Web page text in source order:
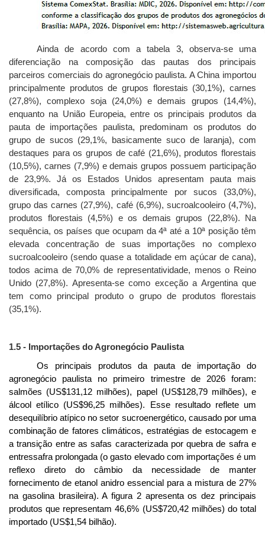
Ainda de acordo com a tabela 3, observa-se uma
diferenciação na composição das pautas dos principais
parceiros comerciais do agronegócio paulista. A China importou
principalmente produtos de grupos florestais (30,1%), carnes
(27,8%), complexo soja (24,0%) e demais grupos (14,4%),
enquanto na União Europeia, entre os principais produtos da
pauta de importações paulista, predominam os produtos do
grupo de sucos (29,1%, basicamente suco de laranja), com
destaques para os grupos de café (21,6%), produtos florestais
(10,5%), carnes (7,9%) e demais grupos possuem participação
de 23,9%. Já os Estados Unidos apresentam pauta mais
diversificada, composta principalmente por sucos (33,0%),
grupo das carnes (27,9%), café (6,9%), sucroalcooleiro (4,7%),
produtos florestais (4,5%) e os demais grupos (22,8%). Na
sequência, os países que ocupam da 4ª até a 10ª posição têm
elevada concentração de suas importações no complexo
sucroalcooleiro (sendo quase a totalidade em açúcar de cana),
todos acima de 70,0% de representatividade, menos o Reino
Unido (27,8%). Apresenta-se como exceção a Argentina que
tem como principal produto o grupo de produtos florestais
(35,1%).
1.5 - Importações do Agronegócio Paulista
Os principais produtos da pauta de importação do
agronegócio paulista no primeiro trimestre de 2026 foram:
salmões (US$131,12 milhões), papel (US$128,79 milhões), e
álcool etílico (US$96,25 milhões). Esse resultado reflete um
desequilíbrio atípico no setor sucroenergético, causado por uma
combinação de fatores climáticos, estratégias de estocagem e
a transição entre as safas caracterizada por quebra de safra e
entressafra prolongada (o gasto elevado com importações é um
reflexo direto do câmbio da necessidade de manter
fornecimento de etanol anidro essencial para a mistura de 27%
na gasolina brasileira). A figura 2 apresenta os dez principais
produtos que representam 46,6% (US$720,42 milhões) do total
importado (US$1,54 bilhão).